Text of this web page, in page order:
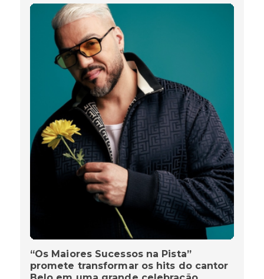
“Os Maiores Sucessos na Pista”
promete transformar os hits do cantor